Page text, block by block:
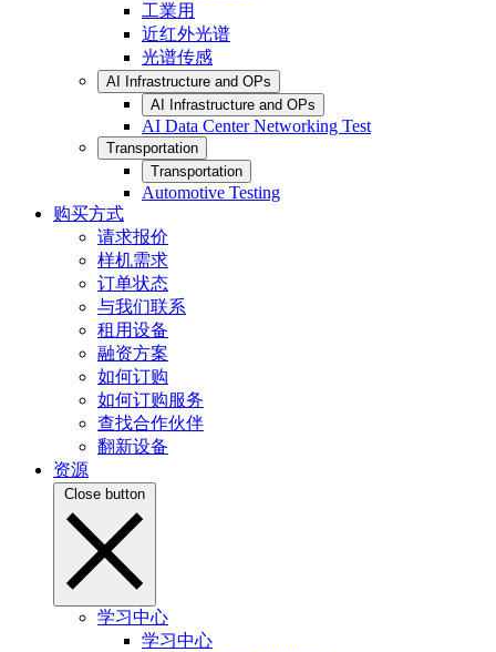
工業用
近红外光谱
光谱传感
AI Infrastructure and OPs
AI Infrastructure and OPs
AI Data Center Networking Test
Transportation
Transportation
Automotive Testing
购买方式
请求报价
样机需求
订单状态
与我们联系
租用设备
融资方案
如何订购
如何订购服务
查找合作伙伴
翻新设备
资源
Close button
学习中心
学习中心